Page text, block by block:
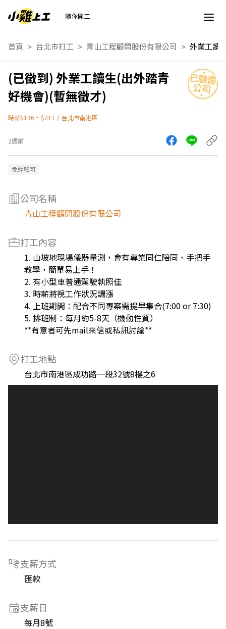
隨你開工
首頁 台北市打工 青山工程顧問股份有限公司
外業工讀生(出外踏青
好機會)(暫無徵才)
時薪$196 ~ $211 / 台北市南港區
2週前
免經驗可
公司名稱
青山工程顧問股份有限公司
打工內容
1. 山坡地現場儀器量測，會有專業同仁陪同、手把手
教學，簡單易上手！
2. 有小型車普通駕駛執照佳
3. 時薪將視工作狀況調漲
4. 上班期間：配合不同專案需提早集合(7:00 or 7:30)
5. 排班制：每月約5-8天（機動性質）
**有意者可先mail來信或私訊討論**
打工地點
台北市南港區成功路一段32號8樓之6
支薪方式
匯款
支薪日
每月8號